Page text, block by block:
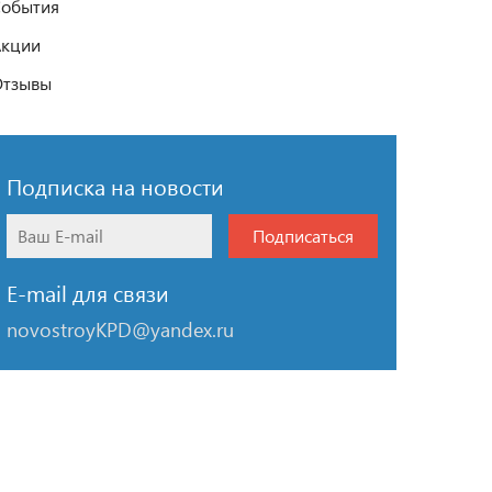
Подписка на новости
Подписаться
E-mail для связи
novostroyKPD@yandex.ru